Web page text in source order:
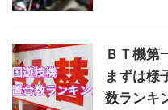
ＢＴ機第
まずは様
数ランキ